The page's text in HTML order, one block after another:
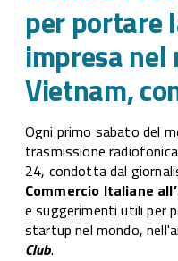
per portare
impresa nel
Vietnam,
Ogni primo sabato del
trasmissione
24, condotta dal
Commercio Italiane
e suggerimenti utili per
startup nel mondo,
Club.